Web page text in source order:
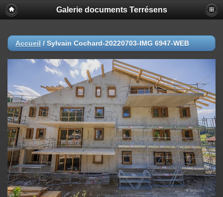
Galerie documents Terrésens
Accueil / Sylvain Cochard-20220703-IMG 6947-WEB